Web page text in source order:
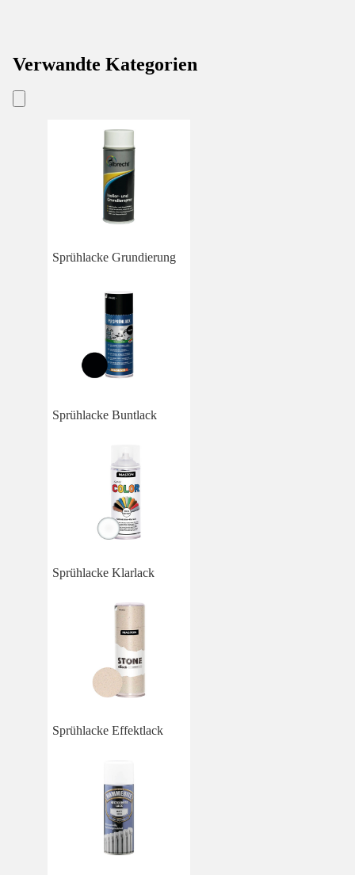
Verwandte Kategorien
Sprühlacke Grundierung
Sprühlacke Buntlack
Sprühlacke Klarlack
Sprühlacke Effektlack